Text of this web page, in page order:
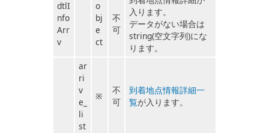
dtlI
nfo
Arr
v
o
bj
e
ct
不
可
入ります。
データがない場合は
string(空文字列)にな
ります。
ar
ri
v
e_
li
st
※
不
可
到着地点情報詳細一
覧が入ります。